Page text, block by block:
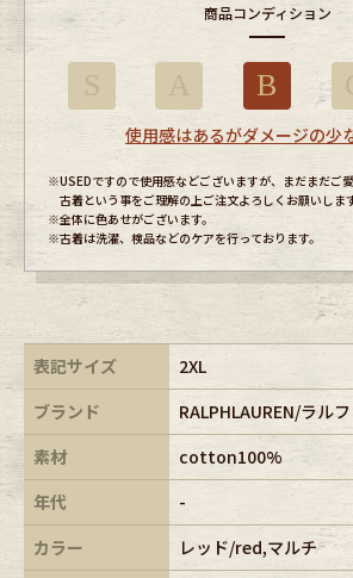
商品コンディション
B
使用感はあるがダメージの少
※USEDですので使用感などございますが、まだまだご愛
古着という事をご理解の上ご注文よろしくお願いします
※全体に色あせがございます。
※古着は洗濯、検品などのケアを行っております。
表記サイズ
2XL
ブランド
RALPHLAUREN/ラル
素材
cotton100%
年代
-
カラー
レッド/red,マルチ